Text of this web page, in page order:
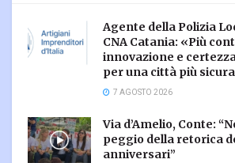
Agente della Polizia
CNA Catania: «Più
innovazione e
per una città più
7 AGOSTO 2026
Via d’Amelio, Conte:
peggio della retorica
anniversari”